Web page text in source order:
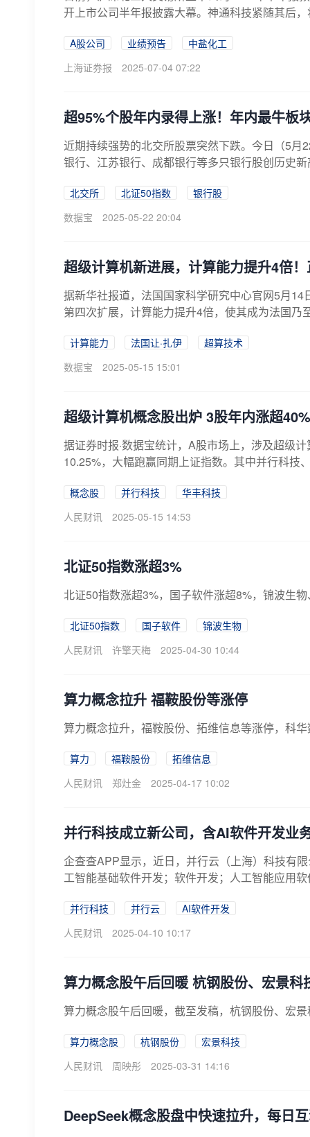
开上市公司半年报披露大幕。神通科技紧随其后
A股公司 业绩预告
中盐化工
上海证券报
2025-07-04 07:22
超95%个股年内录得上涨！年内最牛板
近期持续强势的北交所股票突然下跌。今日（5
银行、江苏银行、成都银行等多只银行股创历史
北交所 北证50指数
银行股
数据宝
2025-05-22 20:04
超级计算机新进展，计算能力提升4倍
据新华社报道，法国国家科学研究中心官网5月
第四次扩展，计算能力提升4倍，使其成为法国
计算能力 法国让·扎伊
超算技术
数据宝
2025-05-15 15:01
超级计算机概念股出炉 3股年内涨超40%
据证券时报·数据宝统计，A股市场上，涉及超级
10.25%，大幅跑赢同期上证指数。其中并行科技
概念股 并行科技
华丰科技
人民财讯
2025-05-15 14:53
北证50指数涨超3%
北证50指数涨超3%，国子软件涨超8%，锦波生
北证50指数 国子软件
锦波生物
人民财讯
许擎天梅 2025-04-30 10:44
算力概念拉升 福鞍股份等涨停
算力概念拉升，福鞍股份、拓维信息等涨停，科
算力 福鞍股份
拓维信息
人民财讯
郑灶金 2025-04-17 10:02
并行科技成立新公司，含AI软件开发业
企查查APP显示，近日，并行云（上海）科技有
工智能基础软件开发；软件开发；人工智能应用
并行科技 并行云
AI软件开发
人民财讯
2025-04-10 10:17
算力概念股午后回暖 杭钢股份、宏景科
算力概念股午后回暖，截至发稿，杭钢股份、宏
算力概念股 杭钢股份
宏景科技
人民财讯
周映彤 2025-03-31 14:16
DeepSeek概念股盘中快速拉升，每日